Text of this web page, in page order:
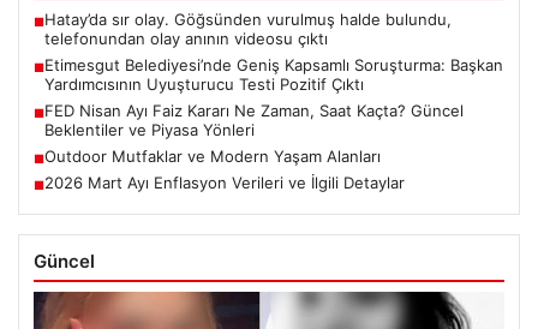
■Hatay’da sır olay. Göğsünden vurulmuş halde bulundu,
telefonundan olay anının videosu çıktı
■Etimesgut Belediyesi’nde Geniş Kapsamlı Soruşturma: Başkan
Yardımcısının Uyuşturucu Testi Pozitif Çıktı
■FED Nisan Ayı Faiz Kararı Ne Zaman, Saat Kaçta? Güncel
Beklentiler ve Piyasa Yönleri
■Outdoor Mutfaklar ve Modern Yaşam Alanları
■2026 Mart Ayı Enflasyon Verileri ve İlgili Detaylar
Güncel